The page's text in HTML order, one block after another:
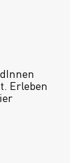
Erleben